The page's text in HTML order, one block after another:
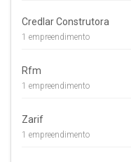
Credlar Construtora
1 empreendimento
Rfm
1 empreendimento
Zarif
1 empreendimento